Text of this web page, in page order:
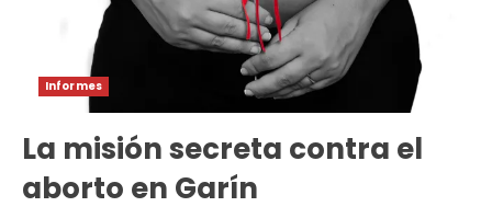
Informes
La misión secreta contra el
aborto en Garín